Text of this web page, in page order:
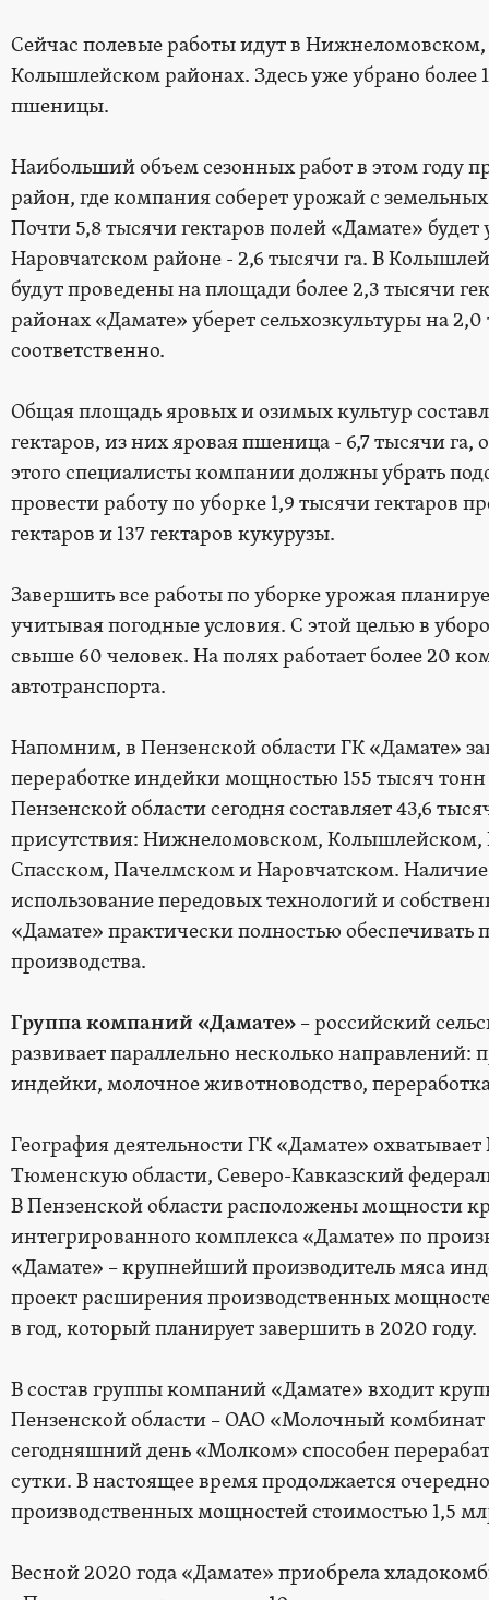
Сейчас полевые работы идут в
Колышлейском районах. Здесь уже убрано более
пшеницы.
Наибольший объем сезонных работ в этом году
район, где компания соберет урожай с
Почти 5,8 тысячи гектаров полей «Дамате»
Наровчатском районе - 2,6 тысячи га. В
будут проведены на площади более 2,3 тысячи
районах «Дамате» уберет сельхозкультуры на
соответственно.
Общая площадь яровых и озимых культур
гектаров, из них яровая пшеница - 6,7 тысячи
этого специалисты компании должны убрать
провести работу по уборке 1,9 тысячи гектаров
гектаров и 137 гектаров кукурузы.
Завершить все работы по уборке урожая
учитывая погодные условия. С этой целью в
свыше 60 человек. На полях работает более 20
автотранспорта.
Напомним, в Пензенской области ГК «Дамате»
переработке индейки мощностью 155 тысяч
Пензенской области сегодня составляет 43,6
присутствия: Нижнеломовском,
Спасском, Пачелмском и Наровчатском.
использование передовых технологий и
«Дамате» практически полностью обеспечивать
производства.
Группа компаний «Дамате»– российский
развивает параллельно несколько направлений:
индейки, молочное животноводство,
География деятельности ГК «Дамате»
Тюменскую области, Северо-Кавказский
В Пензенской области расположены мощности
интегрированного комплекса «Дамате» по
«Дамате» – крупнейший производитель мяса
проект расширения производственных
в год, который планирует завершить в 2020 году.
В состав группы компаний «Дамате» входит
Пензенской области – ОАО «Молочный
сегодняшний день «Молком» способен
сутки. В настоящее время продолжается
производственных мощностей стоимостью 1,5
Весной 2020 года «Дамате» приобрела